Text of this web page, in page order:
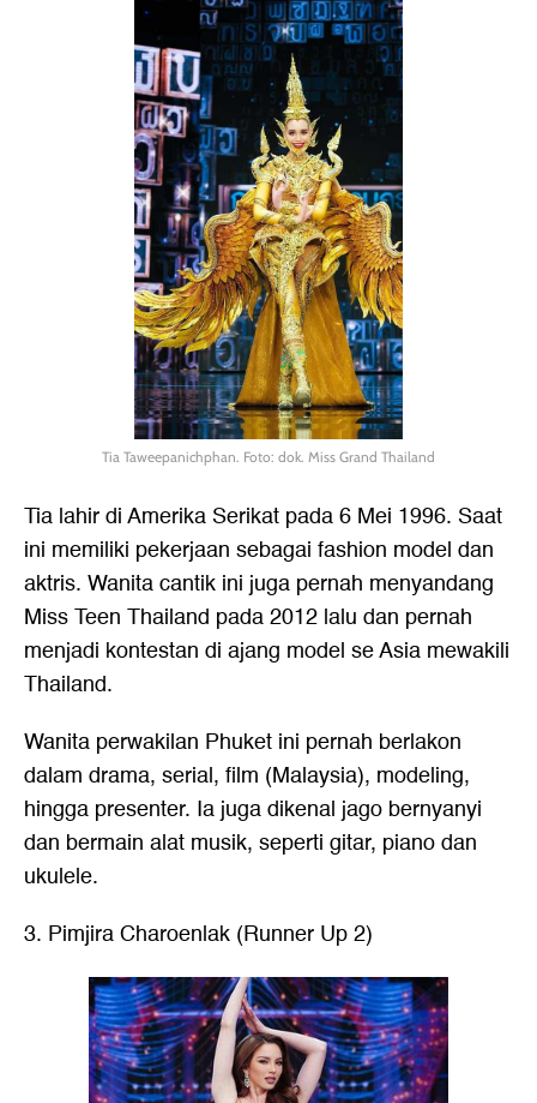
Tia Taweepanichphan. Foto: dok. Miss Grand Thailand
Tia lahir di Amerika Serikat pada 6 Mei 1996. Saat
ini memiliki pekerjaan sebagai fashion model dan
aktris. Wanita cantik ini juga pernah menyandang
Miss Teen Thailand pada 2012 lalu dan pernah
menjadi kontestan di ajang model se Asia mewakili
Thailand.
Wanita perwakilan Phuket ini pernah berlakon
dalam drama, serial, film (Malaysia), modeling,
hingga presenter. Ia juga dikenal jago bernyanyi
dan bermain alat musik, seperti gitar, piano dan
ukulele.
3. Pimjira Charoenlak (Runner Up 2)